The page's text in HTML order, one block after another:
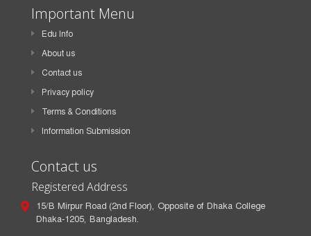
Important Menu
Edu Info
About us
Contact us
Privacy policy
Terms & Conditions
Information Submission
Contact us
Registered Address
15/B Mirpur Road (2nd Floor), Opposite of Dhaka College
Dhaka-1205, Bangladesh.